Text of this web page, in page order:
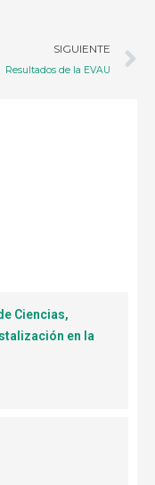
SIGUIENTE
Resultados de la EVAU
Ciencias,
en la